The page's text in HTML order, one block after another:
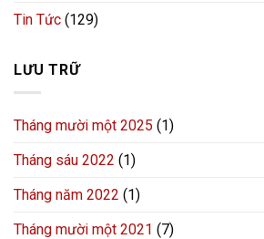
Tin Tức (129)
LƯU TRỮ
Tháng mười một 2025 (1)
Tháng sáu 2022 (1)
Tháng năm 2022 (1)
Tháng mười một 2021 (7)